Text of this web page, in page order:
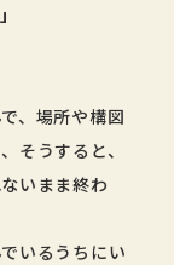
、場所や構図
そうすると、
いまま終わ
いるうちにい